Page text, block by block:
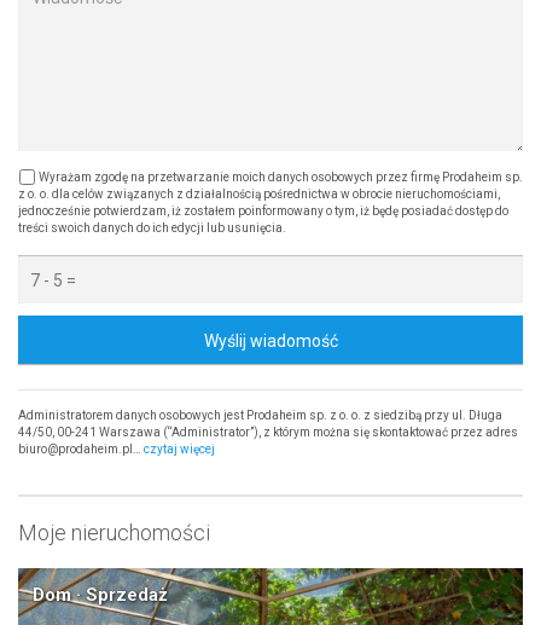
Wyrażam zgodę na przetwarzanie moich danych osobowych przez firmę Prodaheim sp.
z o. o. dla celów związanych z działalnością pośrednictwa w obrocie nieruchomościami,
jednocześnie potwierdzam, iż zostałem poinformowany o tym, iż będę posiadać dostęp do
treści swoich danych do ich edycji lub usunięcia.
Wyślij wiadomość
Administratorem danych osobowych jest Prodaheim sp. z o. o. z siedzibą przy ul. Długa
44/50, 00-241 Warszawa (“Administrator”), z którym można się skontaktować przez adres
biuro@prodaheim.pl… czytaj więcej
Moje nieruchomości
Dom · Sprzedaż